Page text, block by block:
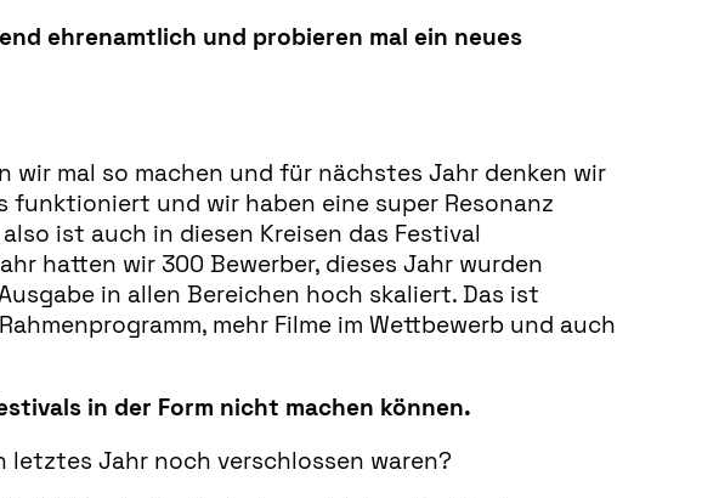
ehrenamtlich und probieren mal ein neues
wir mal so machen und für nächstes Jahr denken wir
funktioniert und wir haben eine super Resonanz
ist auch in diesen Kreisen das Festival
hatten wir 300 Bewerber, dieses Jahr wurden
in allen Bereichen hoch skaliert. Das ist
mehr Filme im Wettbewerb und auch
in der Form nicht machen können.
Jahr noch verschlossen waren?